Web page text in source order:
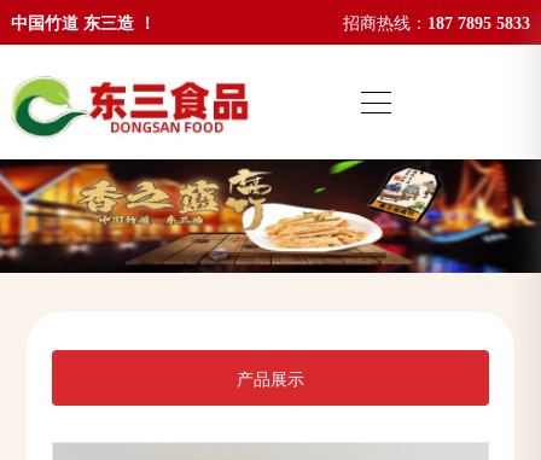
中国竹道 东三造 ！ 招商热线： 187 7895 5833
产品展示